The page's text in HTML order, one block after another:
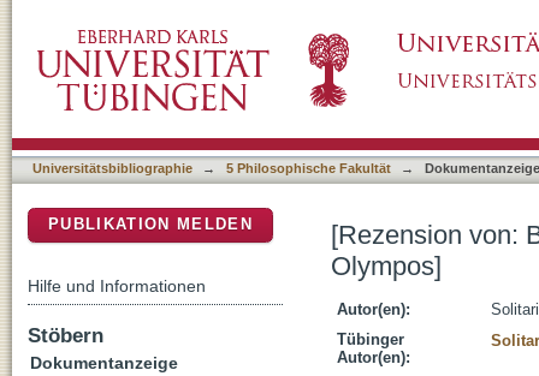
Universitätsbibliographie → 5 Philosophische Fakultät → Dokumentanzeige
[Rezension von:
Olympos]
Autor(en):
Tübinger
Autor(en):
PUBLIKATION MELDEN
Hilfe und Informationen
Stöbern
Dokumentanzeige